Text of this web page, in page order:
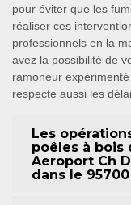
pour éviter que les
réaliser ces
professionnels en la
avez la possibilité de
ramoneur
respecte aussi les
Les
poêles à bois
Aeroport Ch
dans le 95700